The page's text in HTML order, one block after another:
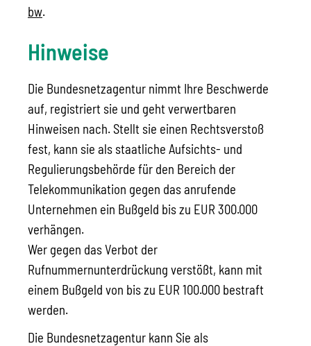
bw.
Hinweise
Die Bundesnetzagentur nimmt Ihre Beschwerde
auf, registriert sie und geht verwertbaren
Hinweisen nach. Stellt sie einen Rechtsverstoß
fest, kann sie als staatliche Aufsichts- und
Regulierungsbehörde für den Bereich der
Telekommunikation gegen das anrufende
Unternehmen ein Bußgeld bis zu EUR 300.000
verhängen.
Wer gegen das Verbot der
Rufnummernunterdrückung verstößt, kann mit
einem Bußgeld von bis zu EUR 100.000 bestraft
werden.
Die Bundesnetzagentur kann Sie als